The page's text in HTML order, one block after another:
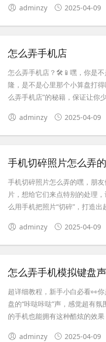
adminzy 2025-04-09
怎么弄手机店
怎么弄手机店？🛠️📱嘿，你是
隆，是不是心里那个小算盘打
么弄手机店”的秘籍，保证让你
adminzy 2025-04-09
手机切碎照片怎么弄的
手机切碎照片怎么弄的嘿，朋
片，想给它们来点特别的处理
么用手机把照片“切碎”，打造出
adminzy 2025-04-09
怎么弄手机模拟键盘
超详细教程，新手小白必看👀
盘的“咔哒咔哒”声，感觉超有
的手机也能拥有这种酷炫的效
adminzy 2025-04-09